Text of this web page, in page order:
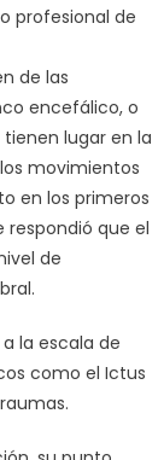
profesional de
de las
encefálico, o
lugar en la
movimientos
en los primeros
que el
de
la escala de
como el Ictus